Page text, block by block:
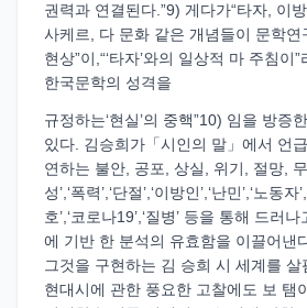
권력과 연결된다.”9) 게다가“타자, 이
사케르, 다 문화 같은 개념들이 문학
현상”이,“‘타자’와의 일상적 마 주침이
한국문학의 성격을
규정하는‘현실’의 중핵”10) 임을 방증
있다. 김승희가「시인의 말」에서 언
연하는 불안, 공포, 상실, 위기, 절망, 무
성’,‘폭력’,‘단절’,‘이방인’,‘난민’,‘노동자
호’,‘코로나19’,‘질병’ 등을 통해 드러나
에 기반 한 분석의 유효함을 이끌어낸
그것을 구현하는 김 승희 시 세계를 살
현대시에 관한 풍요한 고찰에도 보 탬